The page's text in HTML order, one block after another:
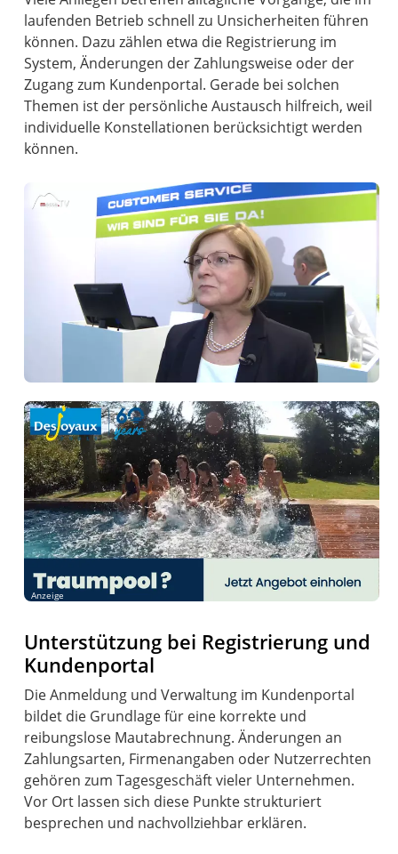
laufenden Betrieb schnell zu Unsicherheiten führen
können. Dazu zählen etwa die Registrierung im
System, Änderungen der Zahlungsweise oder der
Zugang zum Kundenportal. Gerade bei solchen
Themen ist der persönliche Austausch hilfreich, weil
individuelle Konstellationen berücksichtigt werden
können.
Anzeige
Unterstützung bei Registrierung und
Kundenportal
Die Anmeldung und Verwaltung im Kundenportal
bildet die Grundlage für eine korrekte und
reibungslose Mautabrechnung. Änderungen an
Zahlungsarten, Firmenangaben oder Nutzerrechten
gehören zum Tagesgeschäft vieler Unternehmen.
Vor Ort lassen sich diese Punkte strukturiert
besprechen und nachvollziehbar erklären.